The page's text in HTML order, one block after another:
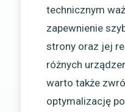
technicznym
zapewnienie
strony oraz jej
różnych
warto także
optymalizację